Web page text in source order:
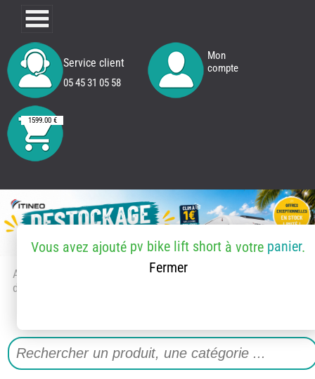
Service client
05 45 31 05 58
Mon
compte
1599.00 €
Accueil
> Accessoires et pièces
détachées
Vous avez ajouté pv bike lift short à votre panier.
Fermer